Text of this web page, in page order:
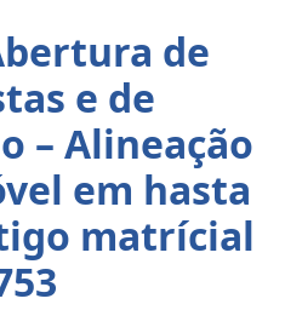
de
e de
– Alineação
em hasta
matrícial